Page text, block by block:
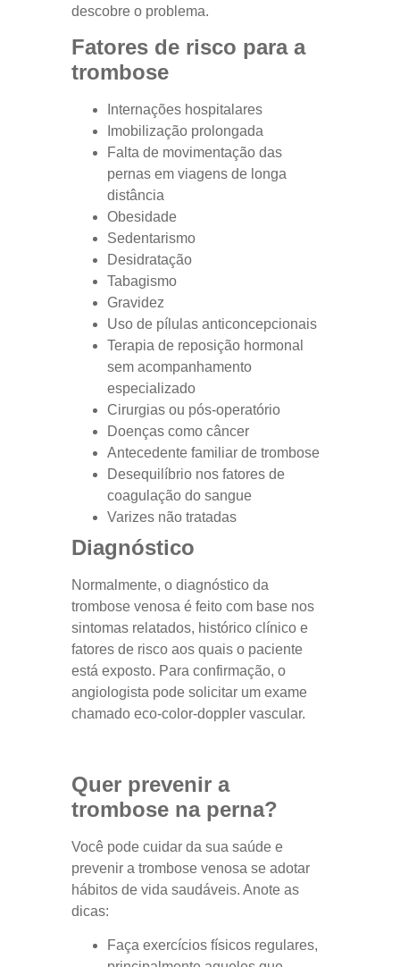
descobre o problema.
Fatores de risco para a
trombose
Internações hospitalares
Imobilização prolongada
Falta de movimentação das
pernas em viagens de longa
distância
Obesidade
Sedentarismo
Desidratação
Tabagismo
Gravidez
Uso de pílulas anticoncepcionais
Terapia de reposição hormonal
sem acompanhamento
especializado
Cirurgias ou pós-operatório
Doenças como câncer
Antecedente familiar de trombose
Desequilíbrio nos fatores de
coagulação do sangue
Varizes não tratadas
Diagnóstico
Normalmente, o diagnóstico da
trombose venosa é feito com base nos
sintomas relatados, histórico clínico e
fatores de risco aos quais o paciente
está exposto. Para confirmação, o
angiologista pode solicitar um exame
chamado eco-color-doppler vascular.
Quer prevenir a
trombose na perna?
Você pode cuidar da sua saúde e
prevenir a trombose venosa se adotar
hábitos de vida saudáveis. Anote as
dicas:
Faça exercícios físicos regulares,